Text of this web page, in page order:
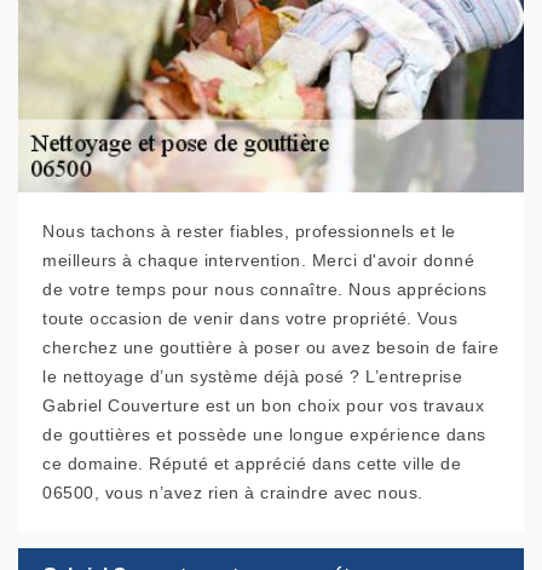
Nous tachons à rester fiables, professionnels et le
meilleurs à chaque intervention. Merci d'avoir donné
de votre temps pour nous connaître. Nous apprécions
toute occasion de venir dans votre propriété. Vous
cherchez une gouttière à poser ou avez besoin de faire
le nettoyage d’un système déjà posé ? L’entreprise
Gabriel Couverture est un bon choix pour vos travaux
de gouttières et possède une longue expérience dans
ce domaine. Réputé et apprécié dans cette ville de
06500, vous n’avez rien à craindre avec nous.